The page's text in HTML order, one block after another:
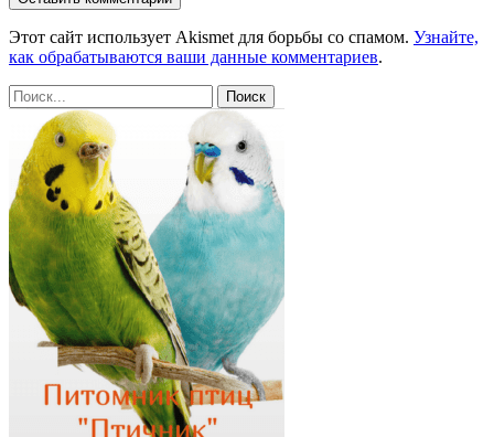
Этот сайт использует Akismet для борьбы со спамом. Узнайте,
как обрабатываются ваши данные комментариев.